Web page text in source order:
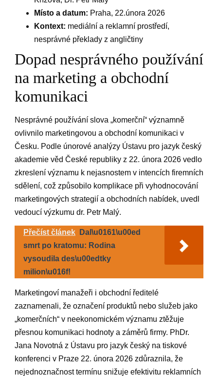
Místo a⁤ datum: Praha, 22.února 2026
Kontext: mediální a reklamní⁢ prostředí,
nesprávné překlady z angličtiny
Dopad nesprávného používání⁤
na marketing a obchodní
komunikaci
Nesprávné používání slova „komerční“ významně
ovlivnilo marketingovou a obchodní⁣ komunikaci v
Česku. Podle únorové analýzy Ústavu ‍pro jazyk český
akademie věd České‍ republiky z 22. února 2026 vedlo
zkreslení významu k nejasnostem v intencích firemních
sdělení, což způsobilo komplikace při vyhodnocování
marketingových strategií a obchodních⁤ nabídek, uvedl
vedoucí výzkumu dr. Petr Malý.
Přečíst článek
Dal\u0161\u00ed
smrt po kratomu: Rodina
vysoudila des\u00edtky
milion\u016f!
Marketingoví manažeři ‍i obchodní ředitelé⁤
zaznamenali, že označení ⁤produktů nebo služeb jako
„komerčních“ ⁣v neekonomickém významu ‌ztěžuje
přesnou ⁣komunikaci ​hodnoty a záměrů firmy. PhDr.
Jana Novotná z Ústavu pro jazyk český na tiskové
konferenci v Praze 22. února 2026 zdůraznila, že
nejednoznačnost termínu‌ snižuje efektivitu reklamních